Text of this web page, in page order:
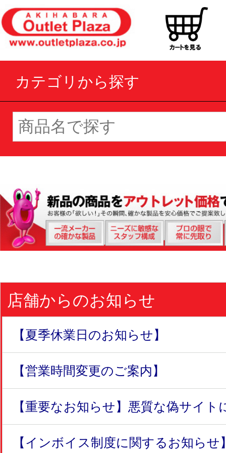
カテゴリから探す
店舗からのお知らせ
【夏季休業日のお知らせ】
【営業時間変更のご案内】
【重要なお知らせ】悪質な偽サイト
【インボイス制度に関するお知らせ